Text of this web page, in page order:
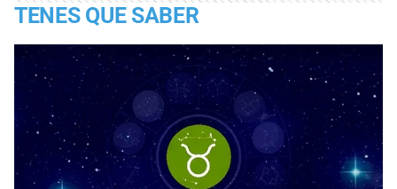
TENES QUE SABER